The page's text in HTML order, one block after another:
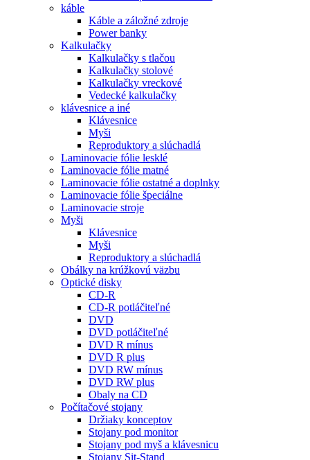
káble
Káble a záložné zdroje
Power banky
Kalkulačky
Kalkulačky s tlačou
Kalkulačky stolové
Kalkulačky vreckové
Vedecké kalkulačky
klávesnice a iné
Klávesnice
Myši
Reproduktory a slúchadlá
Laminovacie fólie lesklé
Laminovacie fólie matné
Laminovacie fólie ostatné a doplnky
Laminovacie fólie špeciálne
Laminovacie stroje
Myši
Klávesnice
Myši
Reproduktory a slúchadlá
Obálky na krúžkovú väzbu
Optické disky
CD-R
CD-R potláčiteľné
DVD
DVD potláčiteľné
DVD R mínus
DVD R plus
DVD RW mínus
DVD RW plus
Obaly na CD
Počítačové stojany
Držiaky konceptov
Stojany pod monitor
Stojany pod myš a klávesnicu
Stojany Sit-Stand